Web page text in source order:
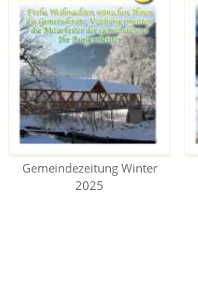
Gemeindezeitung Winter
2025